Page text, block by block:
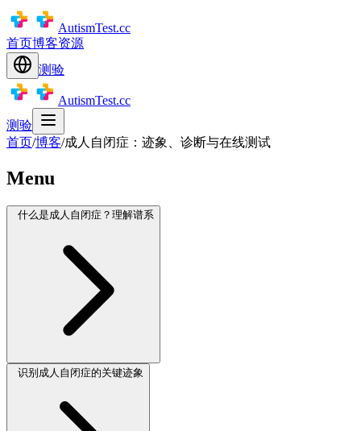
AutismTest.cc
首页博客资源
测验
AutismTest.cc
测验
首页/博客/成人自闭症：迹象、诊断与在线测试
Menu
什么是成人自闭症？理解谱系
识别成人自闭症的关键迹象